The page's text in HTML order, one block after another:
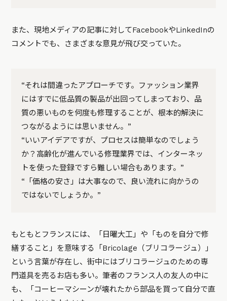
また、現地メディアの記事に対してFacebookやLinkedInの
コメントでも、さまざまな意見が飛び交っていた。
“それは間違ったアプローチです。ファッション業界
にはすでに低品質の製品が出回ってしまっており、品
質の悪いものを何度も修理することが、根本的解決に
つながるようには思いません。”
“いいアイデアですが、プロセスは簡単なのでしょう
か？高齢化が進んでいる修理業界では、インターネッ
トを使った登録ですら難しい場合もあります。”
“「価格の安さ」は大事なので、良い流れに向かうの
ではないでしょうか。”
もともとフランスには、「日曜大工」や「ものを自分で修
繕すること」を意味する「Bricolage（ブリコラージュ）」
という言葉が存在し、街中にはブリコラージュのための専
門道具を売るお店も多い。筆者のフランス人の友人の中に
も、「コーヒーマシーンが壊れたから部品を買って自分で直